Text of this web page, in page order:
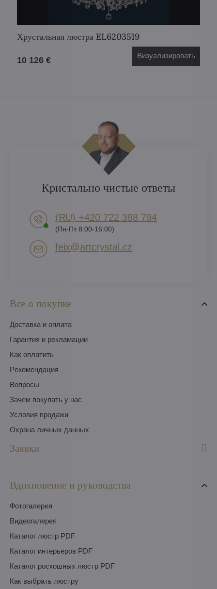
Хрустальная люстра EL6203519
10 126 € Визуализировать
Все о покупке
Доставка и оплата
Гарантия и рекламации
Как оплатить
Pекомендация
Вопросы
Зачем покупать у нас
Условия продажи
Охрана личных данных
Заявки
Вдохновение и руководства
Фотогалерея
Видеогалерея
Каталог люстр PDF
Каталог интерьеров PDF
Каталог роскошных люстр PDF
Как выбрать люстру
Кристально чистые ответы
(RU) +420 722 398 794​
(Пн-Пт 8:00-16:00)
feix​@artcrystal​.cz